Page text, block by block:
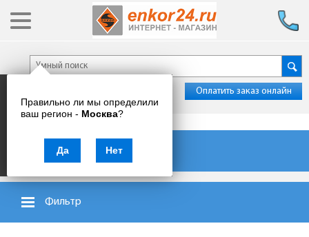
Правильно ли мы определили
ваш регион - Москва?
Да Нет
Оплатить заказ онлайн
Каталог товаров
Фильтр